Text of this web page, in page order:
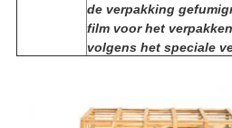
de verpakking
film voor het
volgens het speciale